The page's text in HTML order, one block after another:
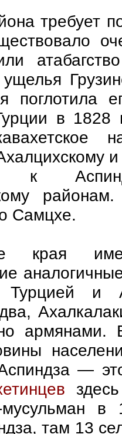
требует
поглотила
в 1828
к
Самцхе.
края
Турцией и
—
мусульман
там 13